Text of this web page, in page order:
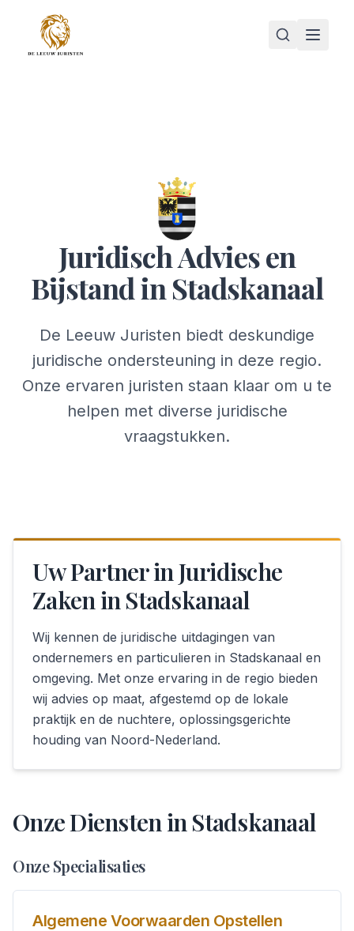
Juridisch Advies en
Bijstand in Stadskanaal
De Leeuw Juristen biedt deskundige
juridische ondersteuning in deze regio.
Onze ervaren juristen staan klaar om u te
helpen met diverse juridische
vraagstukken.
Uw Partner in Juridische
Zaken in Stadskanaal
Wij kennen de juridische uitdagingen van
ondernemers en particulieren in Stadskanaal en
omgeving. Met onze ervaring in de regio bieden
wij advies op maat, afgestemd op de lokale
praktijk en de nuchtere, oplossingsgerichte
houding van Noord-Nederland.
Onze Diensten inStadskanaal
Onze Specialisaties
Algemene Voorwaarden Opstellen